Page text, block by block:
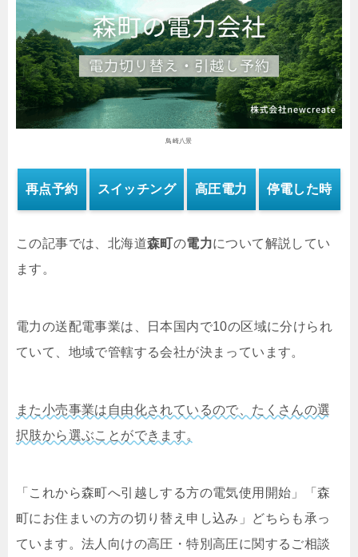
鳥崎八景
再点予約 スイッチング 高圧電力 停電した時
この記事では、北海道森町 の電力について解説してい
ます。
電力の送配電事業は、日本国内で10の区域に分けられ
ていて、地域で管轄する会社が決まっています。
また小売事業は自由化されているので、たくさんの選
択肢から選ぶことができます。
「これから森町へ引越しする方の電気使用開始」「森
町にお住まいの方の切り替え申し込み」どちらも承っ
ています。法人向けの高圧・特別高圧に関するご相談